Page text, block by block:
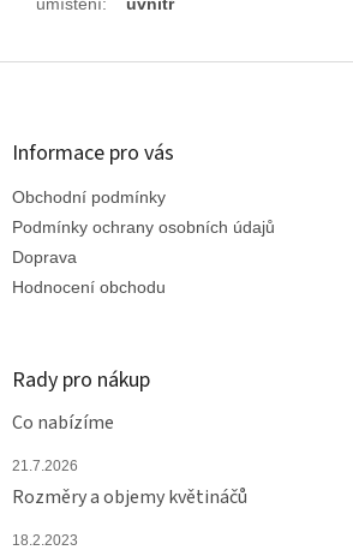
Z
Informace pro vás
Obchodní podmínky
Podmínky ochrany osobních údajů
Doprava
Hodnocení obchodu
Rady pro nákup
Co nabízíme
21.7.2026
Rozměry a objemy květináčů
18.2.2023